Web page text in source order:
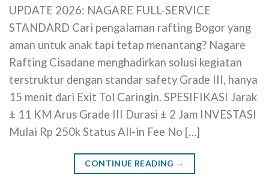
UPDATE 2026: NAGARE FULL-SERVICE
STANDARD Cari pengalaman rafting Bogor yang
aman untuk anak tapi tetap menantang? Nagare
Rafting Cisadane menghadirkan solusi kegiatan
terstruktur dengan standar safety Grade III, hanya
15 menit dari Exit Tol Caringin. SPESIFIKASI Jarak
± 11 KM Arus Grade III Durasi ± 2 Jam INVESTASI
Mulai Rp 250k Status All-in Fee No […]
CONTINUE READING →